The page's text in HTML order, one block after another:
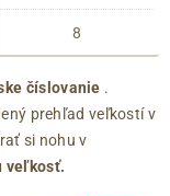
8
číslovanie .
prehľad veľkostí v
si nohu v
veľkosť.